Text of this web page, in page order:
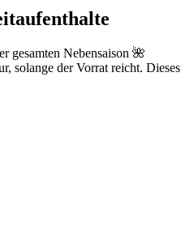
gesamten Nebensaison 🌺
solange der Vorrat reicht. Dieses